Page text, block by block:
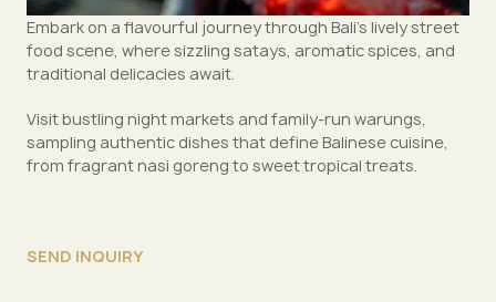
Embark on a flavourful journey through Bali’s lively street
food scene, where sizzling satays, aromatic spices, and
traditional delicacies await.
Visit bustling night markets and family-run warungs,
sampling authentic dishes that define Balinese cuisine,
from fragrant nasi goreng to sweet tropical treats.
SEND INQUIRY